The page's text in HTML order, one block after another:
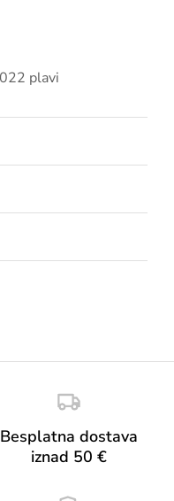
plavi
Besplatna dostava
iznad 50 €